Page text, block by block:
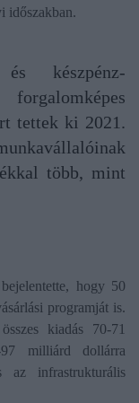
időszakban.
készpénz-
tettek ki 2021.
több, mint
hogy 50
programját is.
kiadás 70-71
milliárd dollárra
infrastrukturális